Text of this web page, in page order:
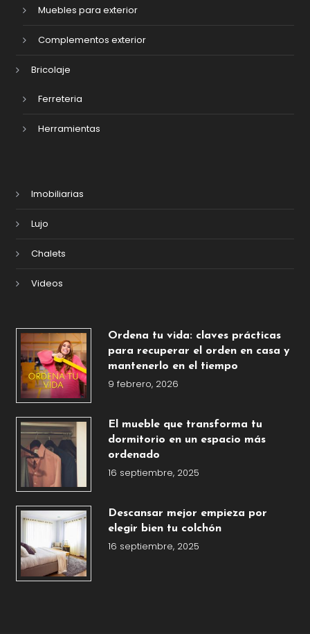
Muebles para exterior
Complementos exterior
Bricolaje
Ferreteria
Herramientas
Imobiliarias
Lujo
Chalets
Videos
Ordena tu vida: claves prácticas
para recuperar el orden en casa y
mantenerlo en el tiempo
9 febrero, 2026
El mueble que transforma tu
dormitorio en un espacio más
ordenado
16 septiembre, 2025
Descansar mejor empieza por
elegir bien tu colchón
16 septiembre, 2025